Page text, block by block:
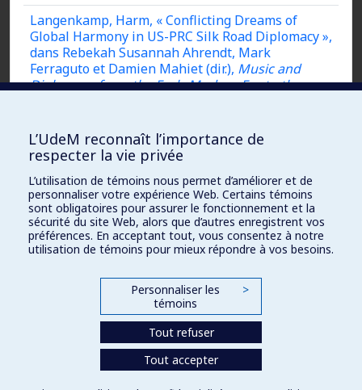
Langenkamp, Harm, « Conflicting Dreams of
Global Harmony in US-PRC Silk Road Diplomacy »,
dans Rebekah Susannah Ahrendt, Mark
Ferraguto et Damien Mahiet (dir.), Music and
Diplomacy from the Early Modern Era to the
László, Szabolcs, « Promoting the Kodály Method
during the Cold War : Hungarian Cultural
Diplomacy and the Transnational Network of
Music Educators in the 1960s and 1970s », dans
Róbert Takács (dir.),Openness and Closedness :
Culture and Science in Hungary and the Soviet
Bloc after Helsinki, numéro spécial deMúltunk,
L’UdeM reconnaît l’importance de
respecter la vie privée
L’utilisation de témoins nous permet d’améliorer et de
personnaliser votre expérience Web. Certains témoins
sont obligatoires pour assurer le fonctionnement et la
sécurité du site Web, alors que d’autres enregistrent vos
préférences. En acceptant tout, vous consentez à notre
utilisation de témoins pour mieux répondre à vos besoins.
Personnaliser les
témoins
>
Tout refuser
Tout accepter